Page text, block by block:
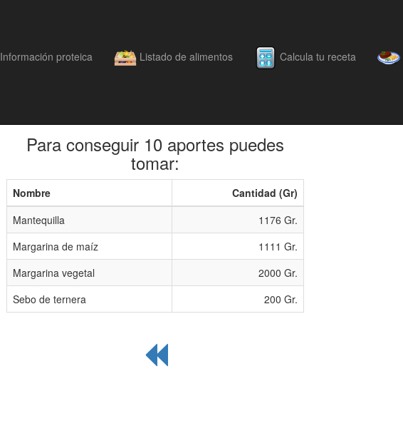
Información proteica Listado de alimentos Calcula tu receta
Para conseguir 10 aportes puedes
tomar:
Nombre
Cantidad (Gr)
Mantequilla
1176 Gr.
Margarina de maí­z
1111 Gr.
Margarina vegetal
2000 Gr.
Sebo de ternera
200 Gr.